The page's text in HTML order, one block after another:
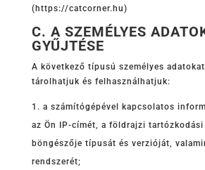
(https://catcorner.hu)
C. A SZEMÉLYES
GYŰJTÉSE
A következő típusú személyes
tárolhatjuk és felhasználhatjuk:
a számítógépével kapcsolatos
az Ön IP-címét, a földrajzi tartózkodási
böngészője típusát és verzióját,
rendszerét;